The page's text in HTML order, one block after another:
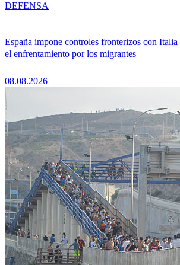
España impone controles fronterizos con Italia
el enfrentamiento por los migrantes
08.08.2026
DEFENSA